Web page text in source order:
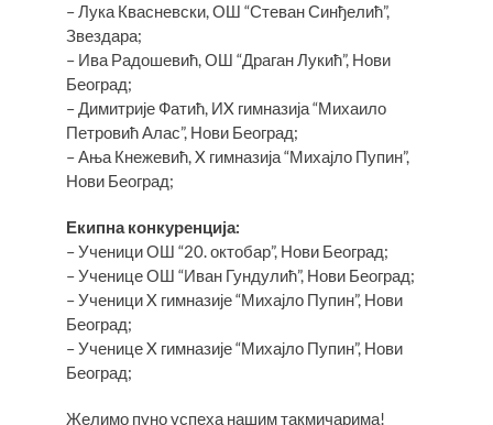
– Лука Квасневски, ОШ “Стеван Синђелић”,
Звездара;
– Ива Радошевић, ОШ “Драган Лукић”, Нови
Београд;
– Димитрије Фатић, ИX гимназија “Михаило
Петровић Алас”, Нови Београд;
– Ања Кнежевић, X гимназија “Михајло Пупин”,
Нови Београд;
Екипна конкуренција:
– Ученици ОШ “20. октобар”, Нови Београд;
– Ученице ОШ “Иван Гундулић”, Нови Београд;
– Ученици X гимназије “Михајло Пупин”, Нови
Београд;
– Ученице X гимназије “Михајло Пупин”, Нови
Београд;
Желимо пуно успеха нашим такмичарима!